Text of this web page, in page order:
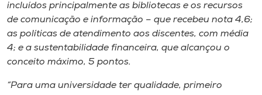
incluídos principalmente as bibliotecas e os recursos
de comunicação e informação – que recebeu nota 4,6;
as políticas de atendimento aos discentes, com média
4; e a sustentabilidade financeira, que alcançou o
conceito máximo, 5 pontos.
“Para uma universidade ter qualidade, primeiro